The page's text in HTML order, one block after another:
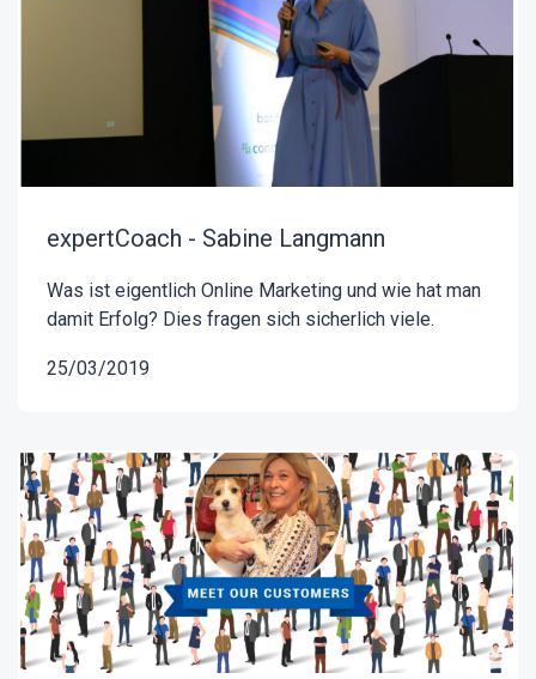
expertCoach - Sabine Langmann
Was ist eigentlich Online Marketing und wie hat man
damit Erfolg? Dies fragen sich sicherlich viele.
25/03/2019